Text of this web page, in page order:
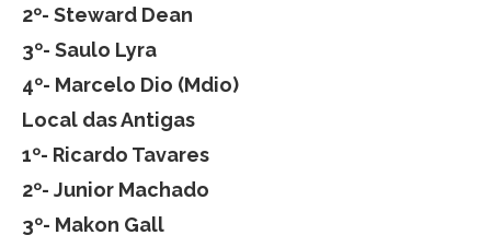
2º- Steward Dean
3º- Saulo Lyra
4º- Marcelo Dio (Mdio)
Local das Antigas
1º- Ricardo Tavares
2º- Junior Machado
3º- Makon Gall